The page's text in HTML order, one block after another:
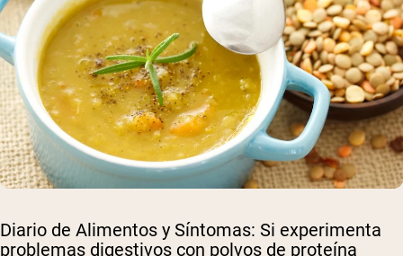
Diario de Alimentos y Síntomas: Si experimenta
problemas digestivos con polvos de proteína